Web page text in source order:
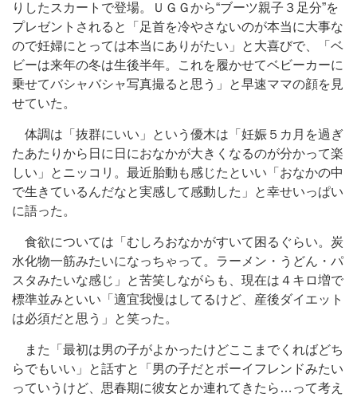
りしたスカートで登場。ＵＧＧから“ブーツ親子３足分”を
プレゼントされると「足首を冷やさないのが本当に大事な
ので妊婦にとっては本当にありがたい」と大喜びで、「ベ
ビーは来年の冬は生後半年。これを履かせてベビーカーに
乗せてバシャバシャ写真撮ると思う」と早速ママの顔を見
せていた。
体調は「抜群にいい」という優木は「妊娠５カ月を過ぎ
たあたりから日に日におなかが大きくなるのが分かって楽
しい」とニッコリ。最近胎動も感じたといい「おなかの中
で生きているんだなと実感して感動した」と幸せいっぱい
に語った。
食欲については「むしろおなかがすいて困るぐらい。炭
水化物一筋みたいになっちゃって。ラーメン・うどん・パ
スタみたいな感じ」と苦笑しながらも、現在は４キロ増で
標準並みといい「適宜我慢はしてるけど、産後ダイエット
は必須だと思う」と笑った。
また「最初は男の子がよかったけどここまでくればどち
らでもいい」と話すと「男の子だとボーイフレンドみたい
っていうけど、思春期に彼女とか連れてきたら…って考え